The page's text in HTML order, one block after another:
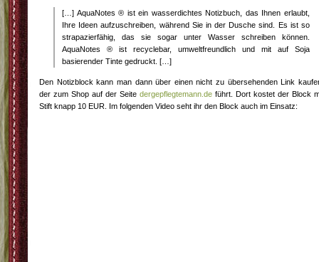
[…] AquaNotes ® ist ein wasserdichtes Notizbuch, das Ihnen erlaubt,
Ihre Ideen aufzuschreiben, während Sie in der Dusche sind. Es ist so
strapazierfähig, das sie sogar unter Wasser schreiben können.
AquaNotes ® ist recyclebar, umweltfreundlich und mit auf Soja
basierender Tinte gedruckt. […]
Den Notizblock kann man dann über einen nicht zu übersehenden Link
der zum Shop auf der Seite dergepflegtemann.de führt. Dort kostet der Block
Stift knapp 10 EUR. Im folgenden Video seht ihr den Block auch im Einsatz: